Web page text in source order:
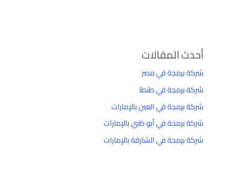
أحدث المقالات
شركة برمجة في مصر
شركة برمجة في طنطا
شركة برمجة في العين بالإمارات
شركة برمجة في أبو ظبي بالإمارات
شركة برمجة في الشارقة بالإمارات